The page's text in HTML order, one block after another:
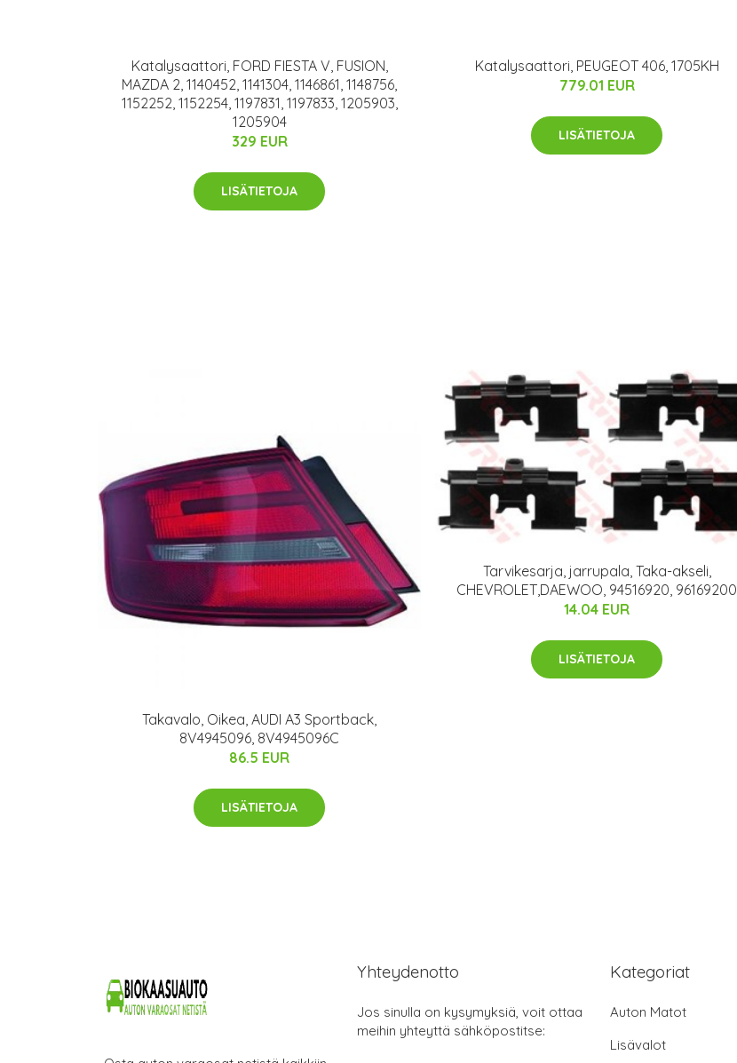
Katalysaattori, FORD FIESTA V, FUSION,
MAZDA 2, 1140452, 1141304, 1146861, 1148756,
1152252, 1152254, 1197831, 1197833, 1205903,
1205904
329 EUR
LISÄTIETOJA
Katalysaattori, PEUGEOT 406, 1705KH
779.01 EUR
LISÄTIETOJA
Takavalo, Oikea, AUDI A3 Sportback,
8V4945096, 8V4945096C
86.5 EUR
LISÄTIETOJA
Tarvikesarja, jarrupala, Taka-akseli,
CHEVROLET,DAEWOO, 94516920, 96169200
14.04 EUR
LISÄTIETOJA
Yhteydenotto
Jos sinulla on kysymyksiä, voit ottaa
meihin yhteyttä sähköpostitse:
Kategoriat
Auton Matot
Lisävalot